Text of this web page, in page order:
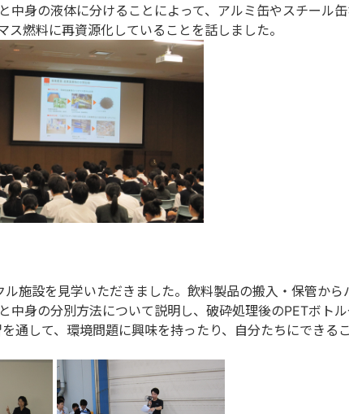
中身の液体に分けることによって、アルミ缶やスチール
燃料に再資源化していることを話しました。
施設を見学いただきました。飲料製品の搬入・保管から
中身の分別方法について説明し、破砕処理後のPETボト
通して、環境問題に興味を持ったり、自分たちにできる